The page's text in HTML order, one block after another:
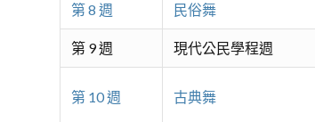
第 8 週 民俗舞
第 9 週 現代公民學程週
第 10 週 古典舞